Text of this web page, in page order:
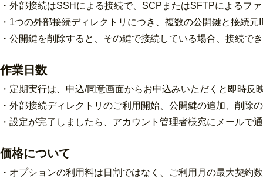
・外部接続はSSHによる接続で、SCPまたはSFTPによるフ
・1つの外部接続ディレクトリにつき、複数の公開鍵と接続
・公開鍵を削除すると、その鍵で接続している場合、接続で
作業日数
・定期実行は、 申込/同意画面からお申込みいただくと即時反
・ 外部接続ディレクトリのご利用開始、公開鍵の追加、削除
・設定が完了しましたら、アカウント管理者様宛にメールで
価格について
・オプションの利用料は日割ではなく、ご利用月の最大契約